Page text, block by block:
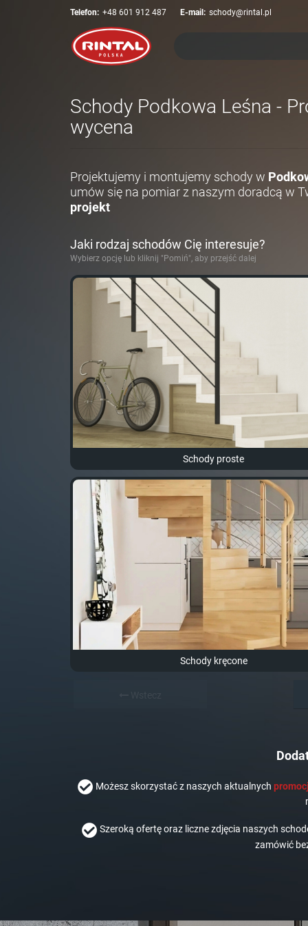
Telefon: +48 601 912 487 E-mail: schody@rintal.pl
Schody Podkowa Leśna -
wycena
Projektujemy i montujemy schody w
umów się na pomiar z naszym doradcą w
projekt
Jaki rodzaj schodów Cię interesuje?
Wybierz opcję lub kliknij "Pomiń", aby przejść dalej
Schody proste
Schody kręcone
Możesz skorzystać z naszych aktualnych
Szeroką ofertę oraz liczne zdjęcia naszych
zamówić